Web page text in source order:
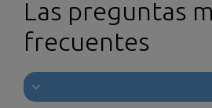
Las preguntas
frecuentes